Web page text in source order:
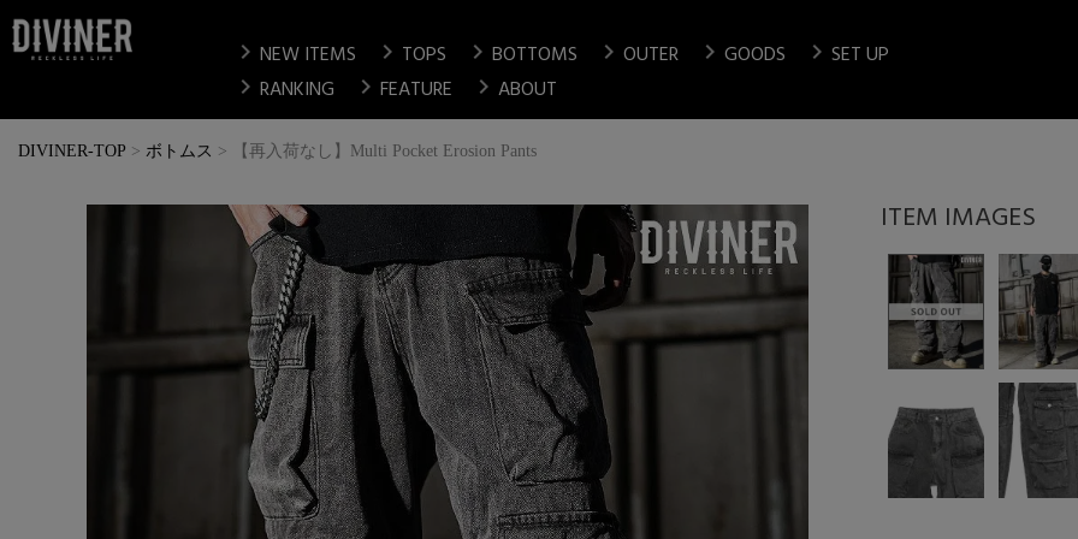
chevron_right NEW ITEMS chevron_right TOPS chevron_right BOTTOMS chevron_right OUTER chevron_right GOODS chevron_right SET UP
chevron_right RANKING chevron_right FEATURE chevron_right ABOUT
DIVINER-TOP ボトムス 【再入荷なし】Multi Pocket Erosion Pants